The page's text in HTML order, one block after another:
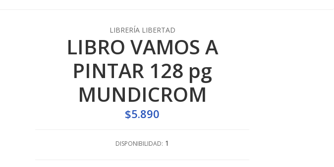
LIBRERÍA LIBERTAD
LIBRO VAMOS A
PINTAR 128 pg
MUNDICROM
$5.890
DISPONIBILIDAD: 1